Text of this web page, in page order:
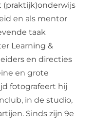
(praktijk)onderwijs
en als mentor
taak
Learning &
en directies
en grote
fotografeert hij
in de studio,
Sinds zijn 9e